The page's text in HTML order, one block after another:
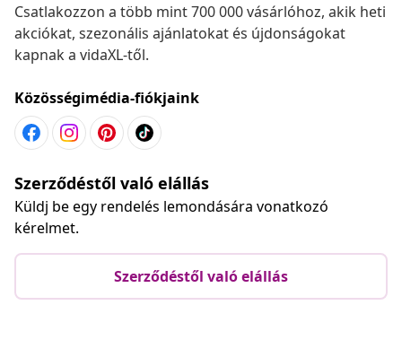
Csatlakozzon a több mint 700 000 vásárlóhoz, akik heti
akciókat, szezonális ajánlatokat és újdonságokat
kapnak a vidaXL-től.
Közösségimédia-fiókjaink
Szerződéstől való elállás
Küldj be egy rendelés lemondására vonatkozó
kérelmet.
Szerződéstől való elállás